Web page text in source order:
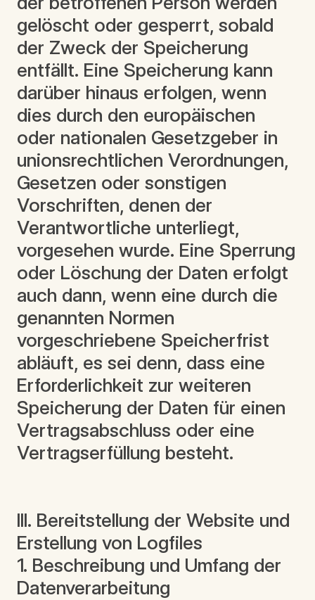
gelöscht oder gesperrt, sobald
der Zweck der Speicherung
entfällt. Eine Speicherung kann
darüber hinaus erfolgen, wenn
dies durch den europäischen
oder nationalen Gesetzgeber in
unionsrechtlichen Verordnungen,
Gesetzen oder sonstigen
Vorschriften, denen der
Verantwortliche unterliegt,
vorgesehen wurde. Eine Sperrung
oder Löschung der Daten erfolgt
auch dann, wenn eine durch die
genannten Normen
vorgeschriebene Speicherfrist
abläuft, es sei denn, dass eine
Erforderlichkeit zur weiteren
Speicherung der Daten für einen
Vertragsabschluss oder eine
Vertragserfüllung besteht.
III. Bereitstellung der Website und
Erstellung von Logfiles
1. Beschreibung und Umfang der
Datenverarbeitung